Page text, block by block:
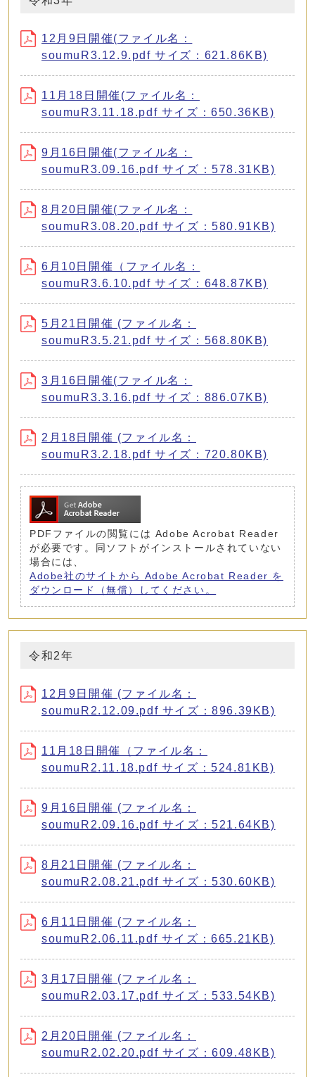
12月9日開催(ファイル名：
soumuR3.12.9.pdf サイズ：621.86KB)
11月18日開催(ファイル名：
soumuR3.11.18.pdf サイズ：650.36KB)
9月16日開催(ファイル名：
soumuR3.09.16.pdf サイズ：578.31KB)
8月20日開催(ファイル名：
soumuR3.08.20.pdf サイズ：580.91KB)
6月10日開催（ファイル名：
soumuR3.6.10.pdf サイズ：648.87KB)
5月21日開催 (ファイル名：
soumuR3.5.21.pdf サイズ：568.80KB)
3月16日開催(ファイル名：
soumuR3.3.16.pdf サイズ：886.07KB)
2月18日開催 (ファイル名：
soumuR3.2.18.pdf サイズ：720.80KB)
PDFファイルの閲覧には Adobe Acrobat Reader
が必要です。同ソフトがインストールされていない
場合には、
Adobe社のサイトから Adobe Acrobat Reader を
ダウンロード（無償）してください。
令和2年
12月9日開催 (ファイル名：
soumuR2.12.09.pdf サイズ：896.39KB)
11月18日開催（ファイル名：
soumuR2.11.18.pdf サイズ：524.81KB)
9月16日開催 (ファイル名：
soumuR2.09.16.pdf サイズ：521.64KB)
8月21日開催 (ファイル名：
soumuR2.08.21.pdf サイズ：530.60KB)
6月11日開催 (ファイル名：
soumuR2.06.11.pdf サイズ：665.21KB)
3月17日開催 (ファイル名：
soumuR2.03.17.pdf サイズ：533.54KB)
2月20日開催 (ファイル名：
soumuR2.02.20.pdf サイズ：609.48KB)